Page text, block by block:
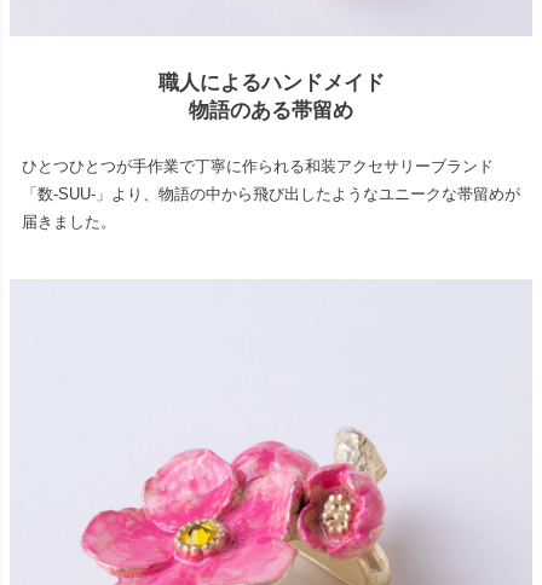
職人によるハンドメイド
物語のある帯留め
ひとつひとつが手作業で丁寧に作られる和装アクセサリーブランド
「数-SUU-」より、物語の中から飛び出したようなユニークな帯留めが
届きました。